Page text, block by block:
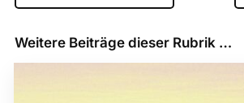
Weitere Beiträge dieser Rubrik …